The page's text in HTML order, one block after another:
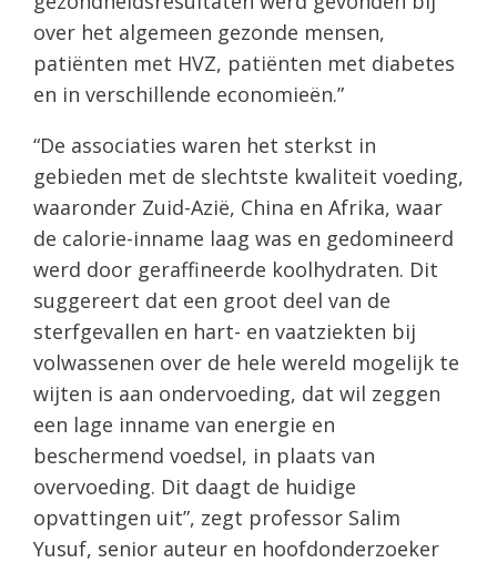
over het algemeen gezonde mensen,
patiënten met HVZ, patiënten met diabetes
en in verschillende economieën.”
“De associaties waren het sterkst in
gebieden met de slechtste kwaliteit voeding,
waaronder Zuid-Azië, China en Afrika, waar
de calorie-inname laag was en gedomineerd
werd door geraffineerde koolhydraten. Dit
suggereert dat een groot deel van de
sterfgevallen en hart- en vaatziekten bij
volwassenen over de hele wereld mogelijk te
wijten is aan ondervoeding, dat wil zeggen
een lage inname van energie en
beschermend voedsel, in plaats van
overvoeding. Dit daagt de huidige
opvattingen uit”, zegt professor Salim
Yusuf, senior auteur en hoofdonderzoeker